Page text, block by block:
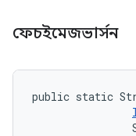
ফেচইমেজভার্সন
public static